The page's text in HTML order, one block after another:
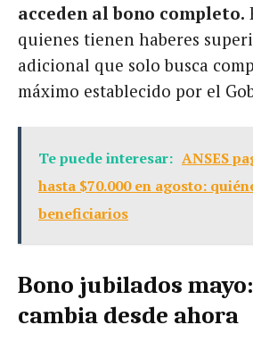
acceden al bono completo.
quienes tienen haberes
adicional que solo busca
máximo establecido por el
Te puede interesar: ANSES
hasta $70.000 en agosto:
beneficiarios
Bono jubilados
cambia desde ahora